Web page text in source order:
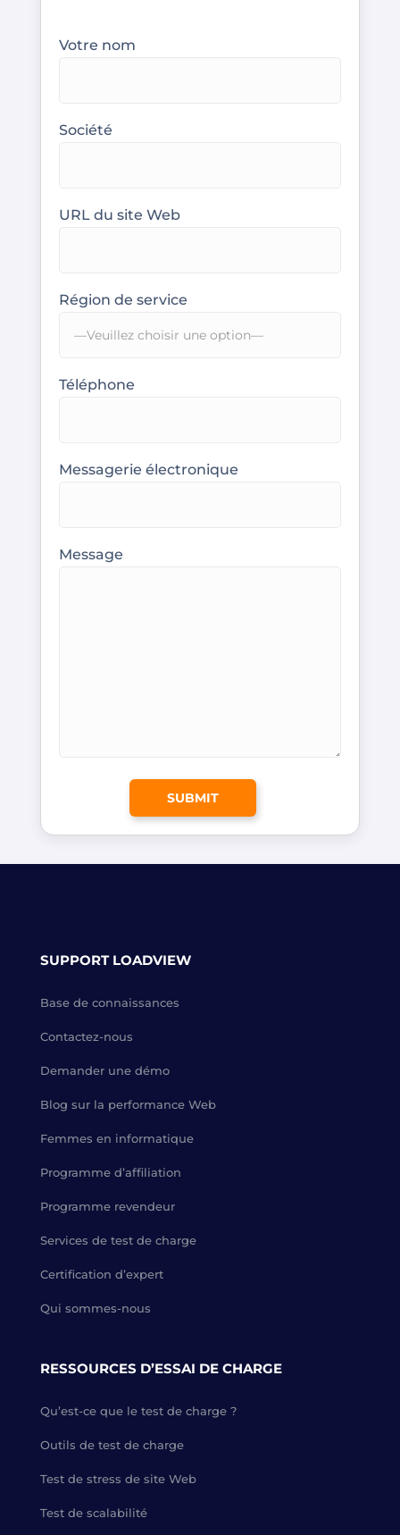
Votre nom
Société
URL du site Web
Région de service
Téléphone
Messagerie électronique
Message
SUPPORT LOADVIEW
Base de connaissances
Contactez-nous
Demander une démo
Blog sur la performance Web
Femmes en informatique
Programme d’affiliation
Programme revendeur
Services de test de charge
Certification d’expert
Qui sommes-nous
RESSOURCES D’ESSAI DE CHARGE
Qu’est-ce que le test de charge ?
Outils de test de charge
Test de stress de site Web
Test de scalabilité